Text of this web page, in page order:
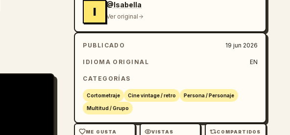
I
@Isabella
Ver original
PUBLICADO 19 jun 2026
IDIOMA ORIGINAL EN
CATEGORÍAS
Cortometraje Cine vintage / retro Persona / Personaje
Multitud / Grupo
ME GUSTA VISTAS COMPARTIDOS